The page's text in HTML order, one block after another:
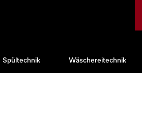
Spültechnik Wäschereitechnik